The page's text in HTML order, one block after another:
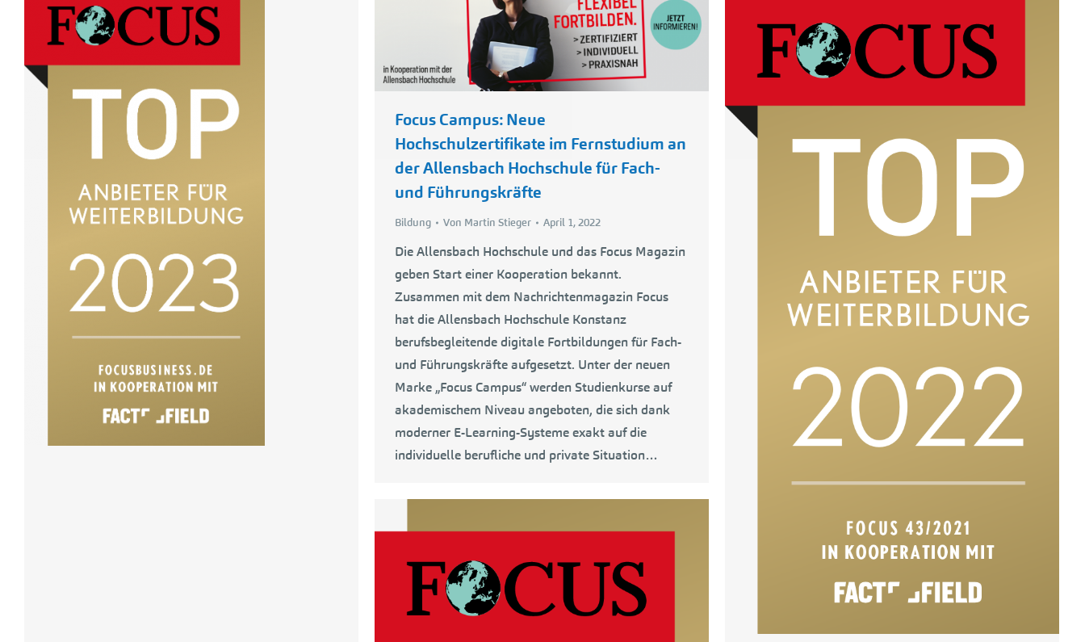
Focus Campus: Neue
Hochschulzertifikate im Fernstudium an
der Allensbach Hochschule für Fach-
und Führungskräfte
Bildung Von Martin Stieger April 1, 2022
Die Allensbach Hochschule und das Focus Magazin
geben Start einer Kooperation bekannt.
Zusammen mit dem Nachrichtenmagazin Focus
hat die Allensbach Hochschule Konstanz
berufsbegleitende digitale Fortbildungen für Fach-
und Führungskräfte aufgesetzt. Unter der neuen
Marke „Focus Campus“ werden Studienkurse auf
akademischem Niveau angeboten, die sich dank
moderner E-Learning-Systeme exakt auf die
individuelle berufliche und private Situation…